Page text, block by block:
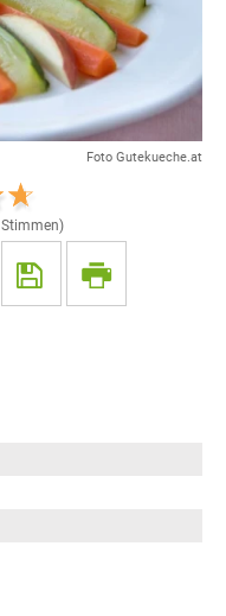
Foto Gutekueche.at
Stimmen)